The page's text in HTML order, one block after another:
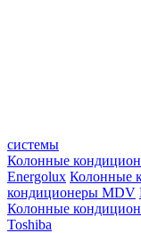
системы
Колонные
Energolux Колонные
кондиционеры MDV
Колонные
Toshiba